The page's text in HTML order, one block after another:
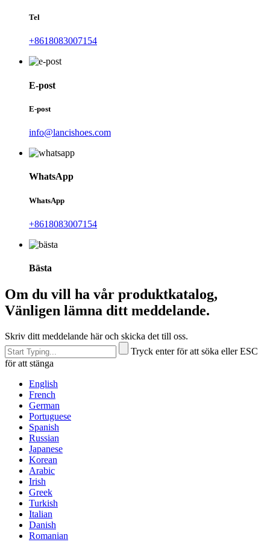
Tel
+8618083007154
E-post
E-post
info@lancishoes.com
WhatsApp
WhatsApp
+8618083007154
Bästa
Om du vill ha vår produktkatalog,
Vänligen lämna ditt meddelande.
Skriv ditt meddelande här och skicka det till oss.
Tryck enter för att söka eller ESC
för att stänga
English
French
German
Portuguese
Spanish
Russian
Japanese
Korean
Arabic
Irish
Greek
Turkish
Italian
Danish
Romanian